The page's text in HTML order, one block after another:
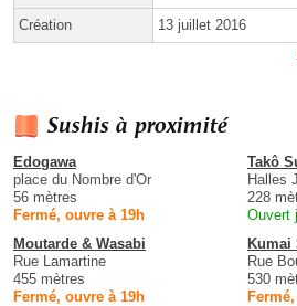
Création 13 juillet 2016
Sushis à proximité
Edogawa
place du Nombre d'Or
56 mètres
Fermé, ouvre à 19h
Takô
Halles
228
Ouvert
Moutarde & Wasabi
Rue Lamartine
455 mètres
Fermé, ouvre à 19h
Kumai
Rue
530